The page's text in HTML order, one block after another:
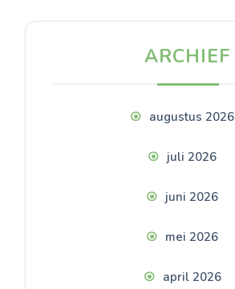
ARCHIEF
augustus 2026
juli 2026
juni 2026
mei 2026
april 2026